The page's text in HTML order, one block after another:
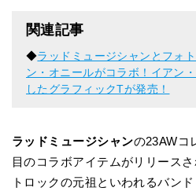
関連記事
◆ラッドミュージシャンとフォ
ン・オニールがコラボ！イアン
したグラフィックTが発売！
ラッドミュージシャンの23AWコ
目のコラボアイテムがリリース
トロックの元祖といわれるバン